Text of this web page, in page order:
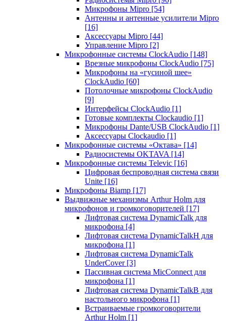
Микрофоны Mipro [54]
Антенны и антенные усилители Mipro
[16]
Аксессуары Mipro [44]
Управление Mipro [2]
Микрофонные системы ClockAudio [148]
Врезные микрофоны ClockAudio [75]
Микрофоны на «гусиной шее»
ClockAudio [60]
Потолочные микрофоны ClockAudio
[9]
Интерфейсы ClockAudio [1]
Готовые комплекты Clockaudio [1]
Микрофоны Dante/USB ClockAudio [1]
Аксессуары Clockaudio [1]
Микрофонные системы «Октава» [14]
Радиосистемы OKTAVA [14]
Микрофонные системы Televic [16]
Цифровая беспроводная система связи
Unite [16]
Микрофоны Biamp [17]
Выдвижные механизмы Arthur Holm для
микрофонов и громкоговорителей [17]
Лифтовая система DynamicTalk для
микрофона [4]
Лифтовая система DynamicTalkH для
микрофона [1]
Лифтовая система DynamicTalk
UnderCover [3]
Пассивная система MicConnect для
микрофона [1]
Лифтовая система DynamicTalkB для
настольного микрофона [1]
Встраиваемые громкоговорители
Arthur Holm [1]